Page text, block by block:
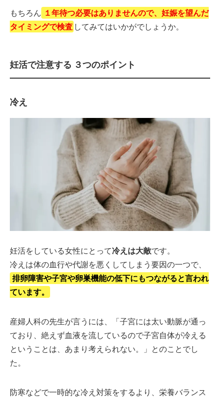
もちろん １年待つ必要はありませんので、妊娠を望んだ
タイミングで検査 してみてはいかがでしょうか。
妊活で注意する ３つのポイント
冷え
妊活をしている女性にとって冷えは大敵です。
冷えは体の血行や代謝を悪くしてしまう要因の一つで、
排卵障害や子宮や卵巣機能の低下にもつながると言われ
ています。
産婦人科の先生が言うには、「子宮には太い動脈が通っ
ており、絶えず血液を流しているので子宮自体が冷える
ということは、あまり考えられない。」とのことでし
た。
防寒などで一時的な冷え対策をするより、栄養バランス